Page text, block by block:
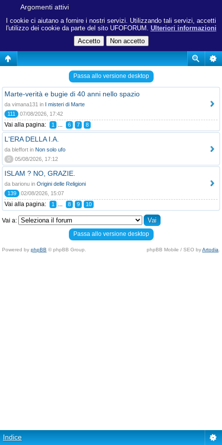
I cookie ci aiutano a fornire i nostri servizi. Utilizzando tali servizi, accetti
l'utilizzo dei cookie da parte del sito UFOFORUM. Ulteriori informazioni
Argomenti attivi
Passa allo versione desktop
Marte-verità e bugie di 40 anni nello spazio
da vimana131 in I misteri di Marte
111
07/08/2026, 17:42
Vai alla pagina: 1 ... 6 7 8
L'ERA DELLA I.A.
da bleffort in Non solo ufo
0
05/08/2026, 17:12
ISLAM ? NO, GRAZIE.
da barionu in Origini delle Religioni
139
02/08/2026, 15:07
Vai alla pagina: 1 ... 8 9 10
Vai a:
Passa allo versione desktop
Powered by phpBB © phpBB Group. phpBB Mobile / SEO byArtodia
Indice